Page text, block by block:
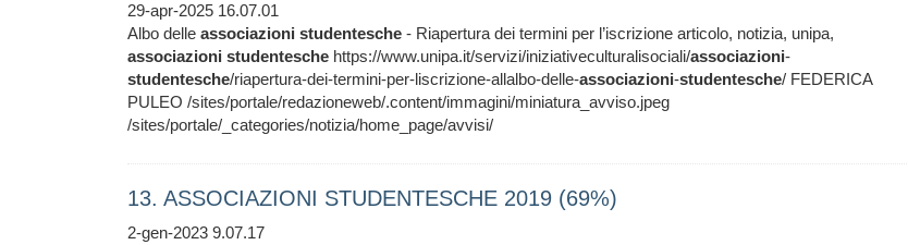
29-apr-2025 16.07.01
Albo delle associazioni studentesche - Riapertura dei termini per l’iscrizione articolo, notizia, unipa,
associazioni studentesche https://www.unipa.it/servizi/iniziativeculturalisociali/associazioni-
studentesche/riapertura-dei-termini-per-liscrizione-allalbo-delle-associazioni-studentesche/ FEDERICA
PULEO /sites/portale/redazioneweb/.content/immagini/miniatura_avviso.jpeg
/sites/portale/_categories/notizia/home_page/avvisi/
13. ASSOCIAZIONI STUDENTESCHE 2019 (69%)
2-gen-2023 9.07.17